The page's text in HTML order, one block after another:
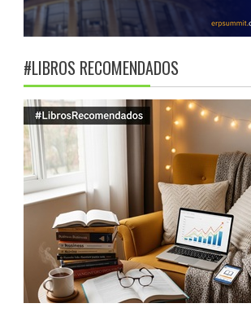
#LIBROS RECOMENDADOS